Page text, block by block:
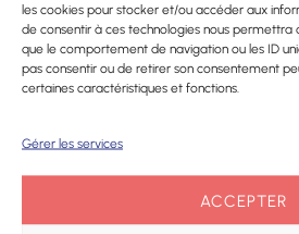
les cookies pour stocker et/ou accéder aux
de consentir à ces technologies nous permettra
que le comportement de navigation ou les ID
pas consentir ou de retirer son consentement
certaines caractéristiques et fonctions.
Gérer les services
ACCEPTER
Si vous constatez une
ce qui parait être un
merci de bien vouloir le
courriel, sur notrepage de
plus précise possible (page
problème, type
navigateur utilisé, …).